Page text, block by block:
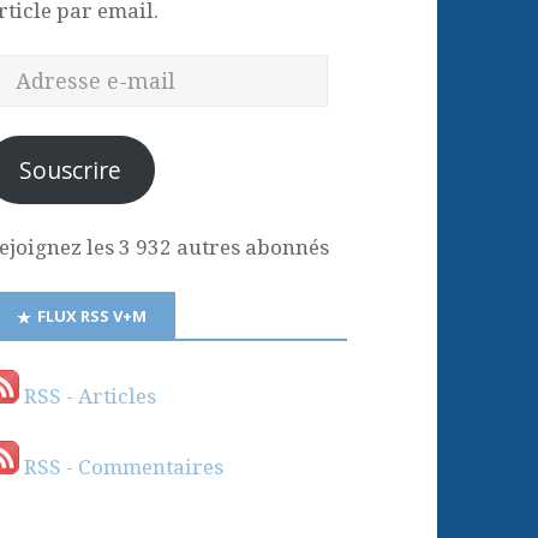
par email.
Souscrire
les 3 932 autres abonnés
FLUX RSS V+M
RSS - Articles
RSS - Commentaires